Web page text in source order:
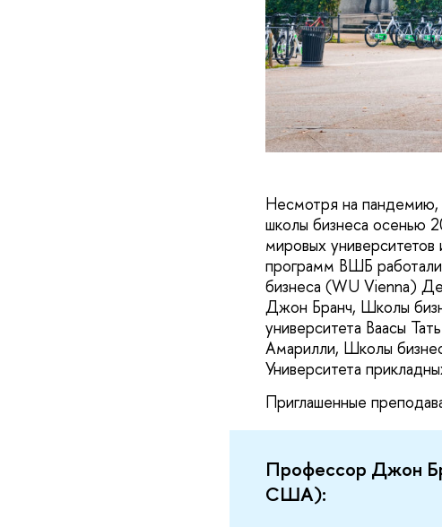
Несмотря на пандемию,
школы бизнеса осенью
мировых
программ ВШБ работали
бизнеса (WU Vienna)
Джон Бранч, Школы
университета Ваасы
Амарилли, Школы
Университета
Приглашенные
Профессор Джон
США):